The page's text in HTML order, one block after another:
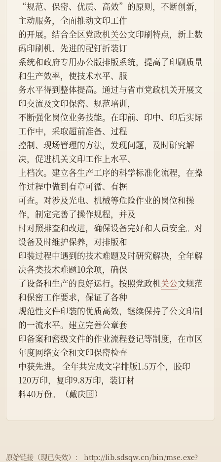
“规范、保密、优质、高效”的原则，不断创新，
主动服务，全面推动文印工作
的开展。结合全区党政机关公文印刷特点，新上数
码印刷机、先进的配钉折装订
系统和政府专用办公版排版系统，提高了印刷质量
和生产效率，使技术水平、服
务水平得到整体提高。通过与省市党政机关开展文
印交流及文印保密、规范培训，
不断强化岗位业务技能。在印前、印中、印后实际
工作中，采取超前准备、过程
控制、现场管理的方法，发现问题，及时研究解
决，促进机关文印工作上水平、
上档次。建立各生产工序的科学标准化流程，在操
作过程中做到有章可循、有据
可查。对涉及光电、机械等危险作业的岗位和操
作，制定完善了操作规程，并及
时对照排查和改进，确保设备完好和人员安全。对
设备及时维护保养，对排版和
印装过程中遇到的技术难题及时研究解决，全年解
决各类技术难题10余项，确保
了设备和生产的良好运行。按照党政机关公文规范
和保密工作要求，保证了各种
规范性文件印装的优质高效，继续保持了公文印制
的一流水平。建立完善公章套
印备案和密级文件的作业流程登记等制度，在市区
年度网络安全和文印保密检查
中获先进。 全年共完成文字排版1.5万个，胶印
120万印，复印9.8万印，装订材
料40万份。（戴庆国）
原始链接（现已失效）： http://lib.sdsqw.cn/bin/mse.exe?